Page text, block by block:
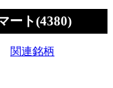
ート(4380)
関連銘柄